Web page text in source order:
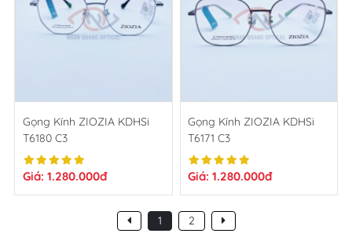
Gọng Kính ZIOZIA KDHSi
T6180 C3
Giá: 1.280.000đ
Gọng Kính ZIOZIA KDHSi
T6171 C3
Giá: 1.280.000đ
1 2